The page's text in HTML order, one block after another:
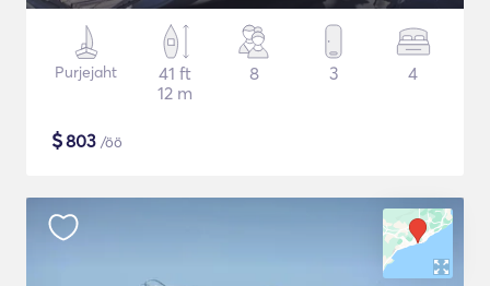
Purjejaht
41 ft
12 m
8 3 4
$803 /öö